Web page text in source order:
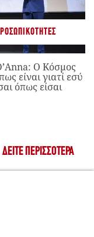
Ο Κόσμος
είναι γιατί εσύ
όπως είσαι
ΔΕΊΤΕ ΠΕΡΙΣΣΌΤΕΡΑ